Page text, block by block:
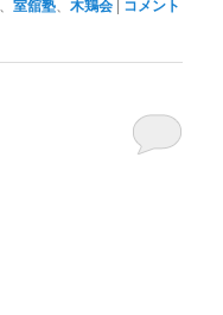
、室舘塾 、木鶏会 コメント